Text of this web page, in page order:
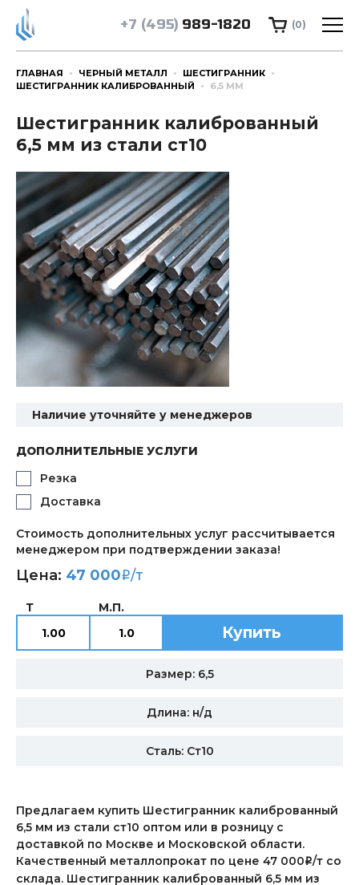
+7 (495) 989-1820 (0)
ГЛАВНАЯ ЧЕРНЫЙ МЕТАЛЛ
ШЕСТИГРАННИК
ШЕСТИГРАННИК КАЛИБРОВАННЫЙ
6,5 ММ
Шестигранник калиброванный
6,5 мм из стали ст10
Наличие уточняйте у менеджеров
ДОПОЛНИТЕЛЬНЫЕ УСЛУГИ
Резка
Доставка
Стоимость дополнительных услуг рассчитывается
менеджером при подтверждении заказа!
Цена: 47 000i/т
Т М.П.
Купить
Размер: 6,5
Длина: н/д
Сталь: Ст10
Предлагаем купить Шестигранник калиброванный
6,5 мм из стали ст10 оптом или в розницу с
доставкой по Москве и Московской области.
Качественный металлопрокат по цене 47 000i/т со
склада. Шестигранник калиброванный 6,5 мм из